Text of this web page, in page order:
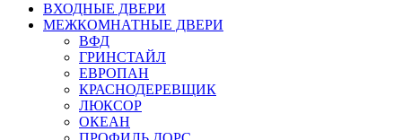
ВХОДНЫЕ ДВЕРИ
МЕЖКОМНАТНЫЕ ДВЕРИ
ВФД
ГРИНСТАЙЛ
ЕВРОПАН
КРАСНОДЕРЕВЩИК
ЛЮКСОР
ОКЕАН